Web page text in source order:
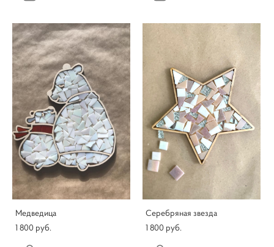
Медведица
1 800 pуб.
Серебряная звезда
1 800 pуб.